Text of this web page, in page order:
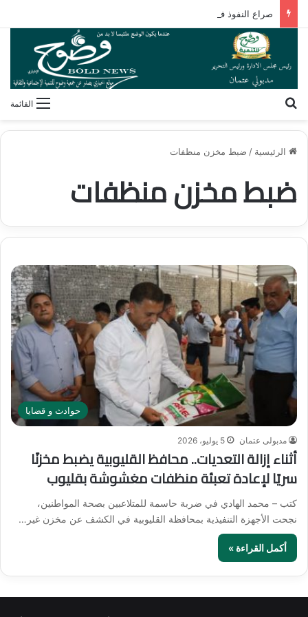
القائمة
الرئيسية / ضبط مخزن منظفات
ضبط مخزن منظفات
حوادث و قضايا
مدبولى عتمان 5 يوليو، 2026
أثناء إزالة التعديات.. محافظ القليوبية يضبط مخزنًا
سريًا لإعادة تعبئة منظفات مغشوشة بقليوب
كتب – محمد الهادي في ضربة حاسمة للمتلاعبين بصحة المواطنين،
نجحت الأجهزة التنفيذية بمحافظة القليوبية في الكشف عن مخزن غير…
أكمل القراءة »